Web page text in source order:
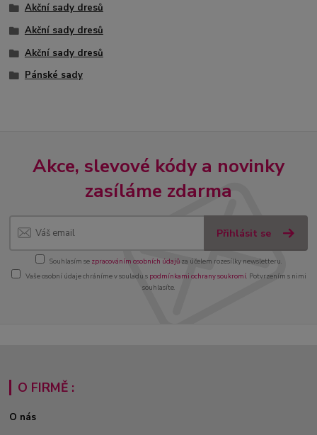
Akční sady dresů
Akční sady dresů
Akční sady dresů
Pánské sady
Akce, slevové kódy a novinky
zasíláme zdarma
Přihlásit se
Souhlasím se zpracováním osobních údajůza účelem rozesílky newsletteru.
Vaše osobní údaje chráníme v souladu s podmínkami ochrany soukromí. Potvrzením s nimi
souhlasíte.
O FIRMĚ :
O nás